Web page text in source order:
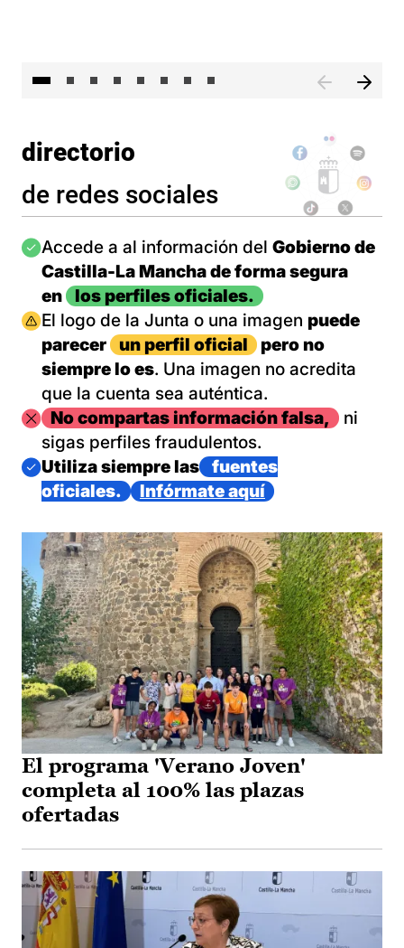
directorio
de redes sociales
Imagen
Accede a al información del Gobierno de
Castilla-La Mancha de forma segura
en
los perfiles oficiales.
Imagen
El logo de la Junta o una imagen puede
parecer
un perfil oficial
pero no
siempre lo es. Una imagen no acredita
que la cuenta sea auténtica.
ImagenNo compartas información falsa,
ni
sigas perfiles fraudulentos.
Imagen
Utiliza siempre las
fuentes
oficiales.
Infórmate aquí
El programa 'Verano Joven'
completa al 100% las plazas
ofertadas